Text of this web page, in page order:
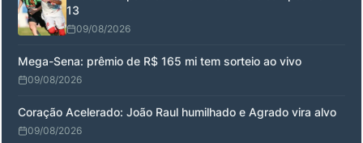
13
09/08/2026
Mega-Sena: prêmio de R$ 165 mi tem sorteio ao vivo
09/08/2026
Coração Acelerado: João Raul humilhado e Agrado vira alvo
09/08/2026